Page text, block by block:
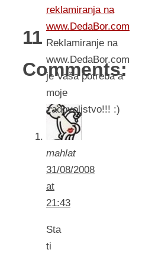
11
Comments:
mahlat
31/08/2008
at
21:43
Sta
ti
reklamiranja na
www.DedaBor.com
Reklamiranje na
www.DedaBor.com
je Vaša potreba a
moje
zadovoljstvo!!! :)